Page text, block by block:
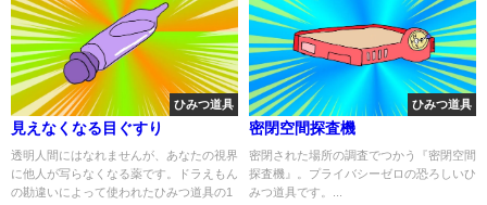
ひみつ道具
見えなくなる目ぐすり
透明人間にはなれませんが、あなたの視界
に他人が写らなくなる薬です。ドラえもん
の勘違いによって使われたひみつ道具の1
ひみつ道具
密閉空間探査機
密閉された場所の調査でつかう『密閉空間
探査機』。プライバシーゼロの恐ろしいひ
みつ道具です。...